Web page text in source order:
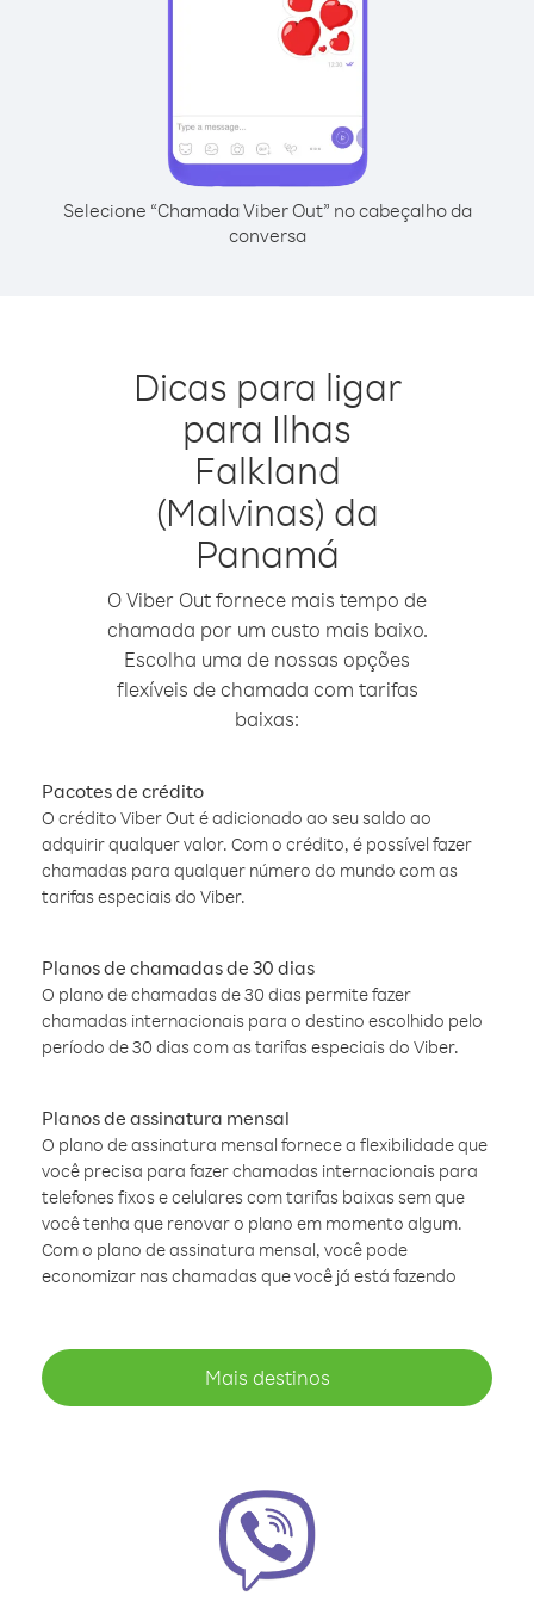
Selecione “Chamada Viber Out” no cabeçalho da
conversa
Dicas para ligar
para Ilhas
Falkland
(Malvinas) da
Panamá
O Viber Out fornece mais tempo de
chamada por um custo mais baixo.
Escolha uma de nossas opções
flexíveis de chamada com tarifas
baixas:
Pacotes de crédito
O crédito Viber Out é adicionado ao seu saldo ao
adquirir qualquer valor. Com o crédito, é possível fazer
chamadas para qualquer número do mundo com as
tarifas especiais do Viber.
Planos de chamadas de 30 dias
O plano de chamadas de 30 dias permite fazer
chamadas internacionais para o destino escolhido pelo
período de 30 dias com as tarifas especiais do Viber.
Planos de assinatura mensal
O plano de assinatura mensal fornece a flexibilidade que
você precisa para fazer chamadas internacionais para
telefones fixos e celulares com tarifas baixas sem que
você tenha que renovar o plano em momento algum.
Com o plano de assinatura mensal, você pode
economizar nas chamadas que você já está fazendo
Mais destinos